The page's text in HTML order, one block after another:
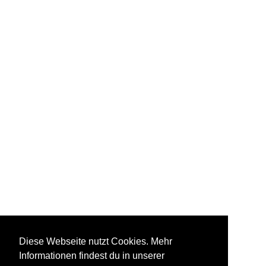
Diese Webseite nutzt Cookies. Mehr
Informationen findest du in unserer